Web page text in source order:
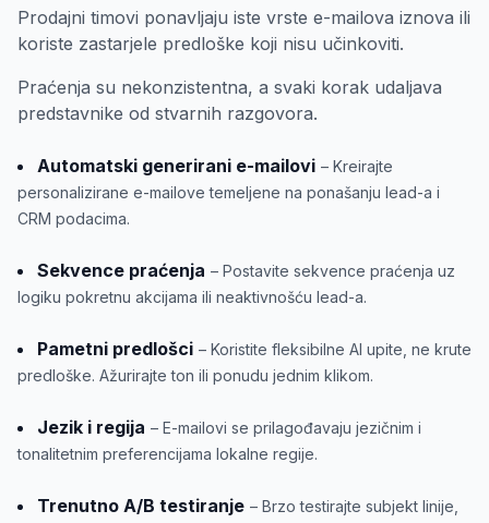
Prodajni timovi ponavljaju iste vrste e-mailova iznova ili
koriste zastarjele predloške koji nisu učinkoviti.
Praćenja su nekonzistentna, a svaki korak udaljava
predstavnike od stvarnih razgovora.
Automatski generirani e-mailovi – Kreirajte
personalizirane e-mailove temeljene na ponašanju lead-a i
CRM podacima.
Sekvence praćenja – Postavite sekvence praćenja uz
logiku pokretnu akcijama ili neaktivnošću lead-a.
Pametni predlošci – Koristite fleksibilne AI upite, ne krute
predloške. Ažurirajte ton ili ponudu jednim klikom.
Jezik i regija – E-mailovi se prilagođavaju jezičnim i
tonalitetnim preferencijama lokalne regije.
Trenutno A/B testiranje – Brzo testirajte subjekt linije,